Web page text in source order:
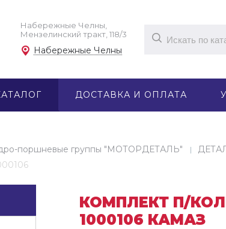
Набережные Челны,
Мензелинский тракт, 118/3
Набережные Челны
ДОСТАВКА И ОПЛАТА
поршневые группы "МОТОРДЕТАЛЬ"
КОМПЛЕКТ П/
1000106 КАМАЗ